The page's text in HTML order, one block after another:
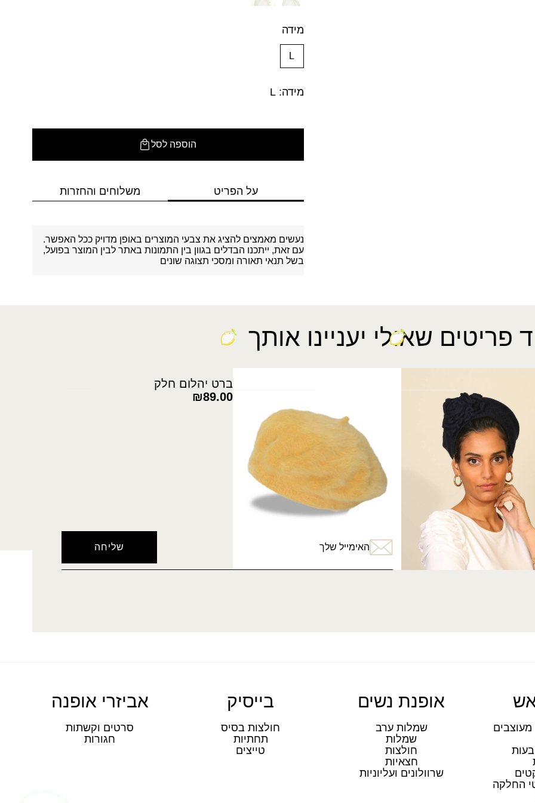
מידה
L
מידה: L
הוספה לסל
על הפריט משלוחים והחזרות
נעשים מאמצים להציג את צבעי המוצרים באופן מדויק ככל האפשר.
עם זאת, ייתכנו הבדלים בגוון בין התמונות באתר לבין המוצר בפועל,
בשל תנאי תאורה ומסכי תצוגה שונים
פריטים שאולי יעניינו אותך
₪
ברט יהלום חלק
₪89.00
האימייל שלך
החלקה
אופנת נשים
שמלות ערב
שמלות
חולצות
חצאיות
שרוולונים ועליוניות
בייסיק
חולצות בסיס
תחתיות
טייצים
אביזרי אופנה
סרטים וקשתות
חגורות